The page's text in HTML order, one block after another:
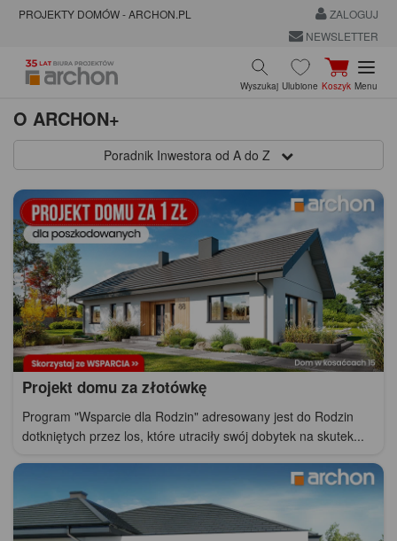
PROJEKTY DOMÓW - ARCHON.PL
ZALOGUJ
NEWSLETTER
Wyszukaj Ulubione Koszyk Menu
O ARCHON+
Poradnik Inwestora od A do Z
Projekt domu za złotówkę
Program "Wsparcie dla Rodzin" adresowany jest do Rodzin
dotkniętych przez los, które utraciły swój dobytek na skutek...